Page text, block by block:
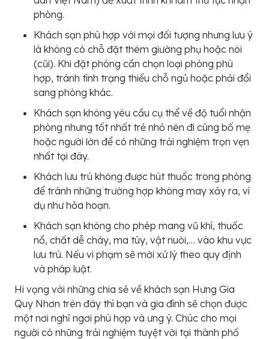
phòng.
Khách sạn phù hợp với mọi đối tượng nhưng lưu ý
là không có chỗ đặt thêm giường phụ hoặc nôi
(cũi). Khi đặt phòng cần chọn loại phòng phù
hợp, tránh tình trạng thiếu chỗ ngủ hoặc phải đổi
sang phòng khác.
Khách sạn không yêu cầu cụ thể về độ tuổi nhận
phòng nhưng tốt nhất trẻ nhỏ nên đi cùng bố mẹ
hoặc người lớn để có những trải nghiệm trọn vẹn
nhất tại đây.
Khách lưu trú không được hút thuốc trong phòng
để tránh những trường hợp không may xảy ra, ví
dụ như hỏa hoạn.
Khách sạn không cho phép mang vũ khí, thuốc
nổ, chất dễ cháy, ma túy, vật nuôi,… vào khu vực
lưu trú. Nếu vi phạm sẽ mời xử lý theo quy định
và pháp luật.
Hi vọng với những chia sẻ về khách sạn Hưng Gia
Quy Nhơn trên đây thì bạn và gia đình sẽ chọn được
một nơi nghỉ ngơi phù hợp và ưng ý. Chúc cho mọi
người có những trải nghiệm tuyệt vời tại thành phố